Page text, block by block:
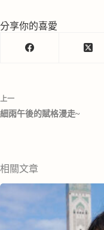
分享你的喜愛
上一
細雨午後的賦格漫走~
相關文章